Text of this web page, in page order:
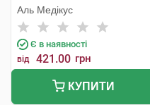
набір
Аль Медікус
Є в наявності
від 421.00 грн
КУПИТИ